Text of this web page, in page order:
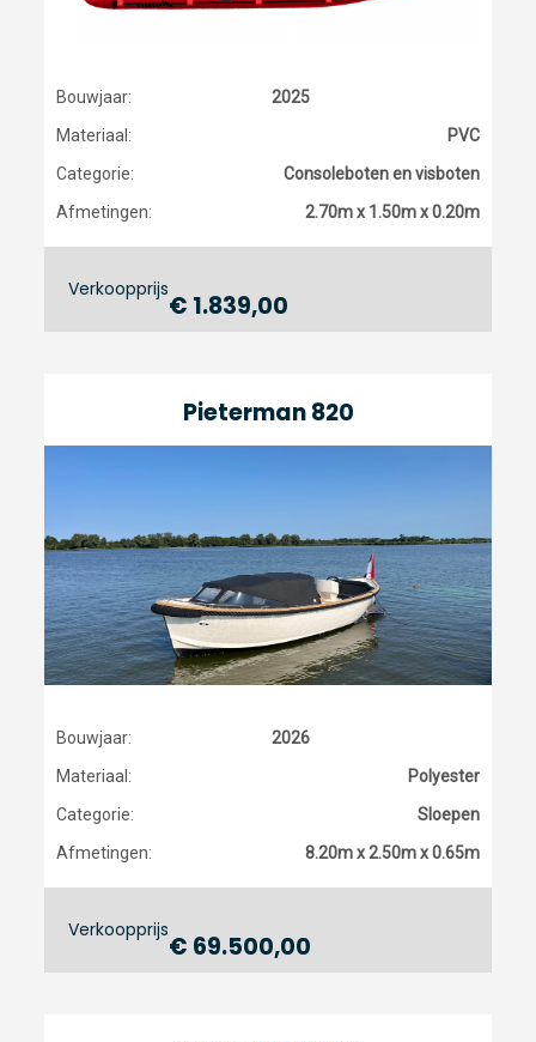
Bouwjaar:
2025
Materiaal:
PVC
Categorie:
Consoleboten en visboten
Afmetingen:
2.70m x 1.50m x 0.20m
Verkoopprijs
€ 1.839,00
Pieterman 820
Bouwjaar:
2026
Materiaal:
Polyester
Categorie:
Sloepen
Afmetingen:
8.20m x 2.50m x 0.65m
Verkoopprijs
€ 69.500,00